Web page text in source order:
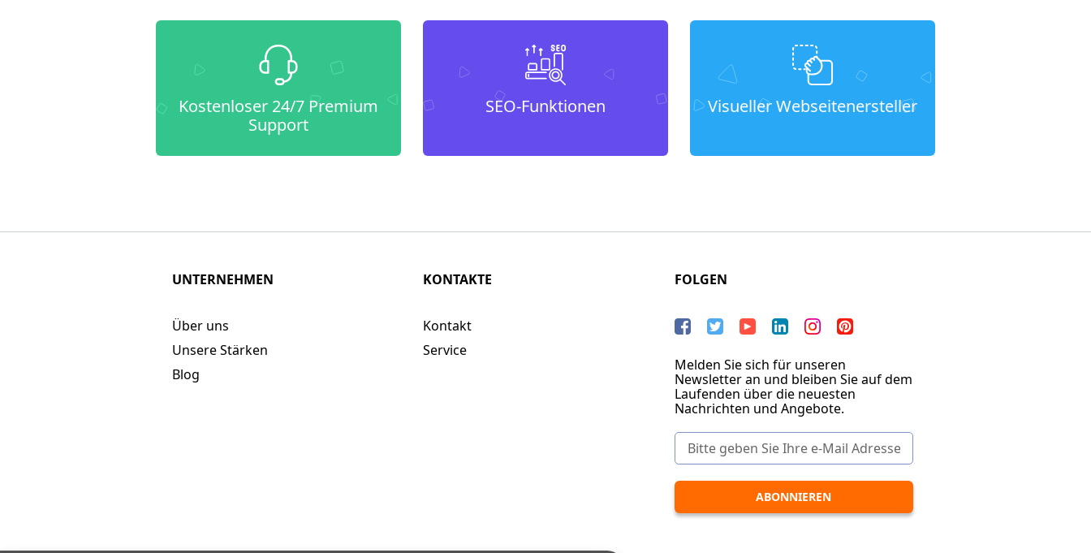
Kostenloser 24/7 Premium
Support
SEO-Funktionen Visueller Webseitenersteller
UNTERNEHMEN
Über uns
Unsere Stärken
Blog
KONTAKTE
Kontakt
Service
FOLGEN
Melden Sie sich für unseren
Newsletter an und bleiben Sie auf dem
Laufenden über die neuesten
Nachrichten und Angebote.